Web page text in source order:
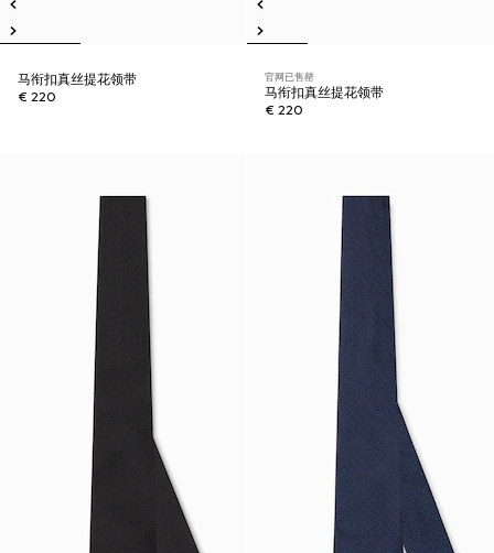
马衔扣真丝提花领带
€ 220
官网已售罄
马衔扣真丝提花领带
€ 220